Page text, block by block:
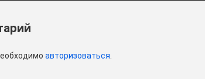
авторизоваться